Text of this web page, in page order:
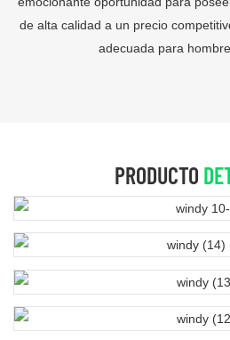
de alta calidad a un precio
adecuada para
PRODUCTO